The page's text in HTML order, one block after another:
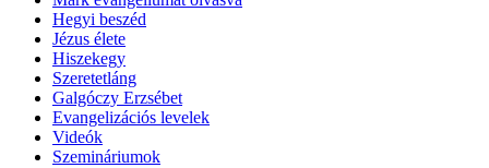
Hegyi beszéd
Jézus élete
Hiszekegy
Szeretetláng
Galgóczy Erzsébet
Evangelizációs levelek
Videók
Szemináriumok